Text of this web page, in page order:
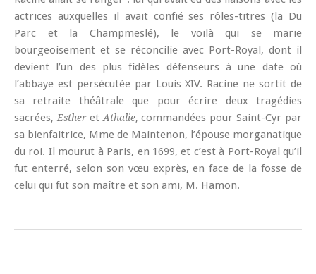
actrices auxquelles il avait confié ses rôles-titres (la Du
Parc et la Champmeslé), le voilà qui se marie
bourgeoisement et se réconcilie avec Port-Royal, dont il
devient l’un des plus fidèles défenseurs à une date où
l’abbaye est persécutée par Louis XIV. Racine ne sortit de
sa retraite théâtrale que pour écrire deux tragédies
sacrées,EstheretAthalie, commandées pour Saint-Cyr par
sa bienfaitrice, Mme de Maintenon, l’épouse morganatique
du roi. Il mourut à Paris, en 1699, et c’est à Port-Royal qu’il
fut enterré, selon son vœu exprès, en face de la fosse de
celui qui fut son maître et son ami, M. Hamon.